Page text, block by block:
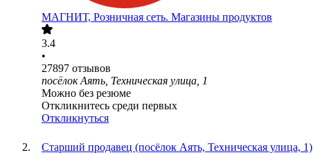
МАГНИТ, Розничная сеть. Магазины продуктов
3.4
•
27897 отзывов
посёлок Аять, Техническая улица, 1
Можно без резюме
Откликнитесь среди первых
Откликнуться
Старший продавец (посёлок Аять, Техническая улица, 1)